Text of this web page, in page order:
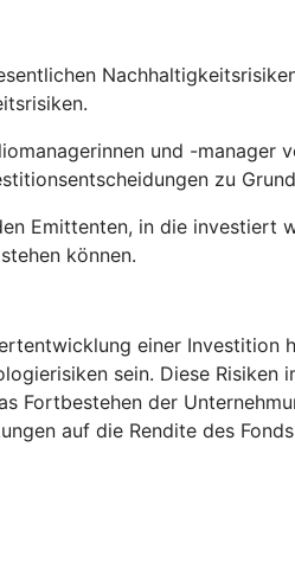
und -manager
zu
Emittenten, in die investiert
können.
einer Investition
sein. Diese Risiken
Fortbestehen der
auf die Rendite des